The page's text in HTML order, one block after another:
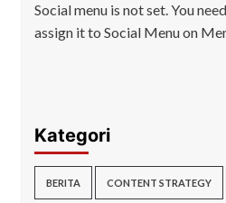
Social menu is not set. You
assign it to Social Menu on
Kategori
BERITA CONTENT STRATEGY